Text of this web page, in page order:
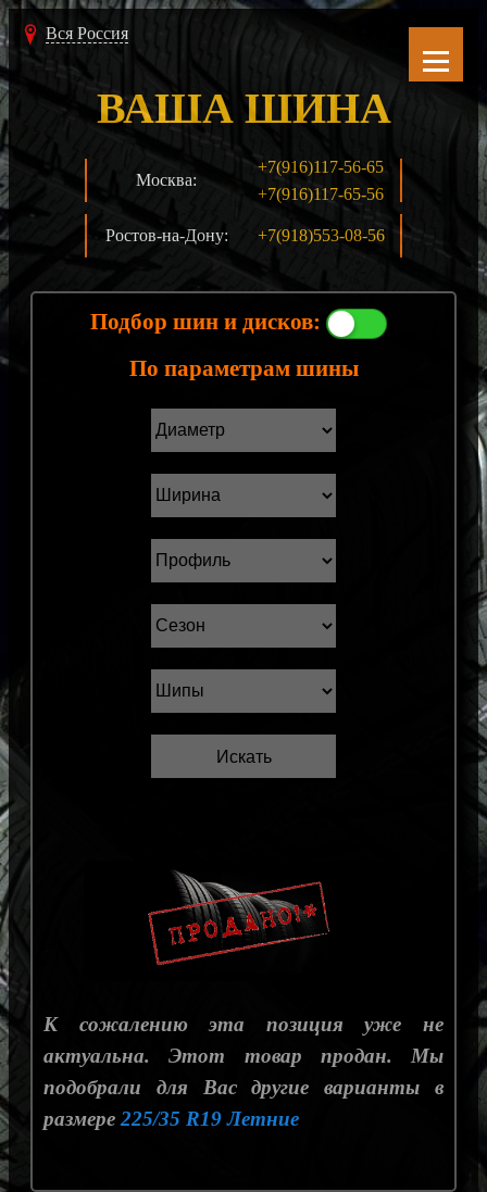
Вся Россия
Москва:
+7(916)117-56-65
+7(916)117-65-56
Ростов-на-Дону: +7(918)553-08-56
ВАША ШИНА
Подбор шин и дисков:
По параметрам шины
К сожалению эта позиция уже не
актуальна. Этот товар продан. Мы
подобрали для Вас другие варианты в
размере225/35 R19 Летние